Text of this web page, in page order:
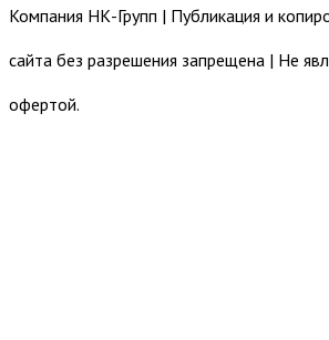
Компания НК-Групп | Публикация и
сайта без разрешения запрещена | Не
офертой.